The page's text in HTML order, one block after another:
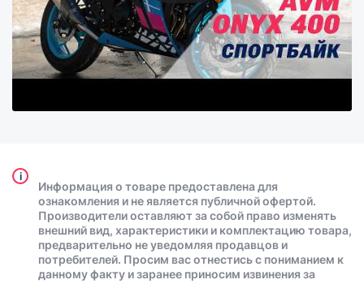
i
Информация о товаре предоставлена для
ознакомления и не является публичной офертой.
Производители оставляют за собой право изменять
внешний вид, характеристики и комплектацию товара,
предварительно не уведомляя продавцов и
потребителей. Просим вас отнестись с пониманием к
данному факту и заранее приносим извинения за